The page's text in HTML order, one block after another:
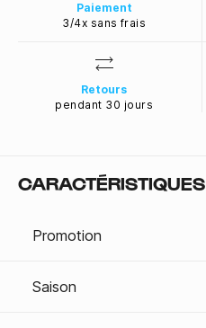
Paiement
3/4x sans frais
Retours
pendant 30 jours
CARACTÉRISTIQUES
Promotion
Saison